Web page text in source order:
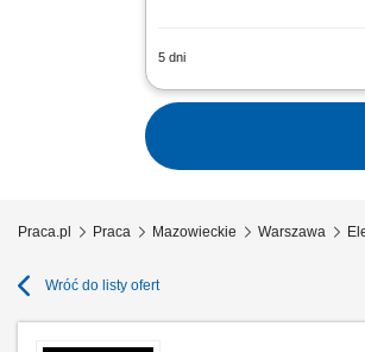
5 dni
Opis
Praca.pl Praca Mazowieckie Warszawa
Wróć do listy ofert